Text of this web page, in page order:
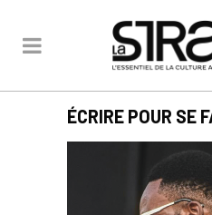
ÉCRIRE POUR SE